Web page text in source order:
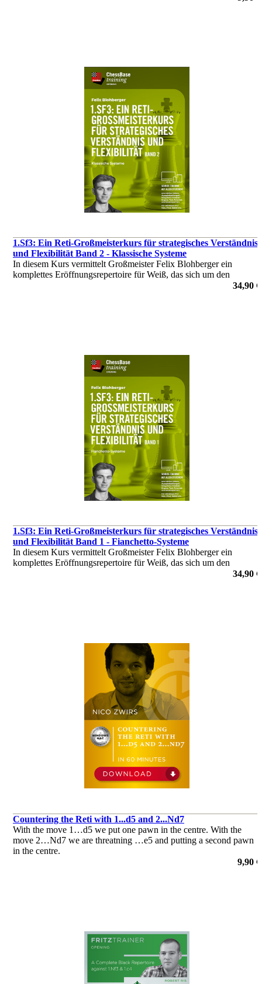
1.Sf3: Ein Reti-Großmeisterkurs für strategisches Verständnis
und Flexibilität Band 2 - Klassische Systeme
In diesem Kurs vermittelt Großmeister Felix Blohberger ein
komplettes Eröffnungsrepertoire für Weiß, das sich um den
34,90 €
1.Sf3: Ein Reti-Großmeisterkurs für strategisches Verständnis
und Flexibilität Band 1 - Fianchetto-Systeme
In diesem Kurs vermittelt Großmeister Felix Blohberger ein
komplettes Eröffnungsrepertoire für Weiß, das sich um den
34,90 €
Countering the Reti with 1...d5 and 2...Nd7
With the move 1…d5 we put one pawn in the centre. With the
move 2…Nd7 we are threatning …e5 and putting a second pawn
in the centre.
9,90 €